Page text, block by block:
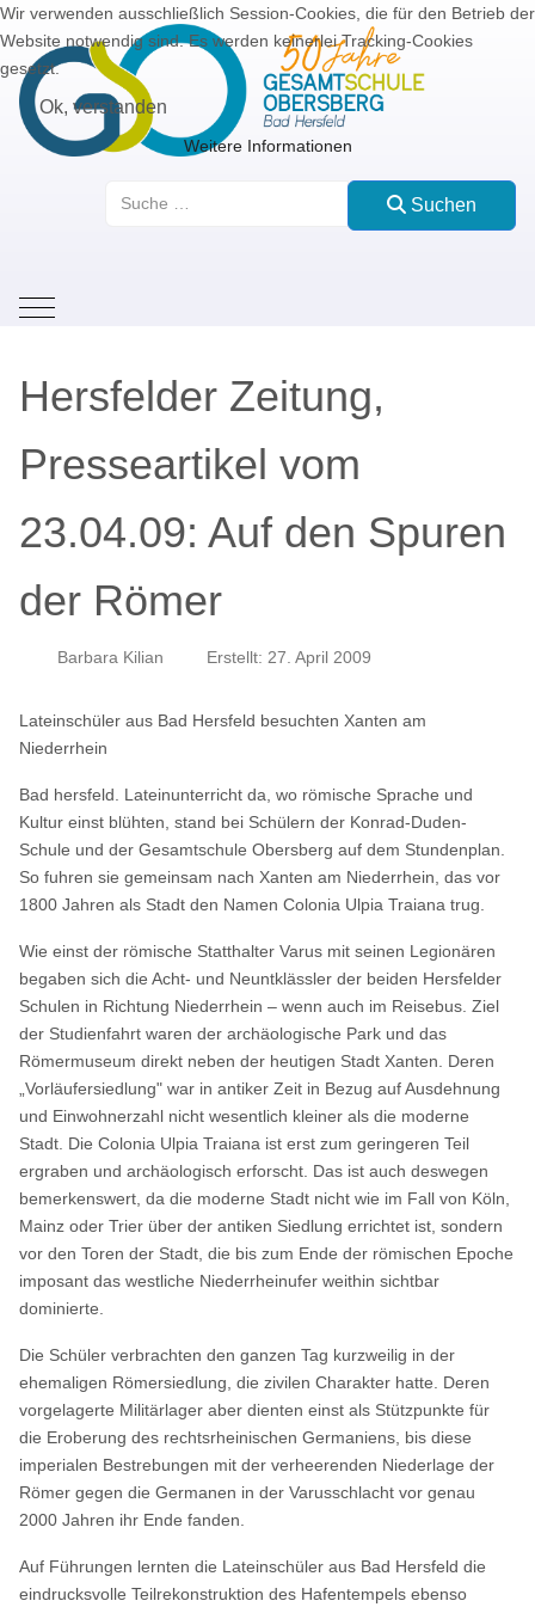
Suchen
Mobile Menu Toggle
Hersfelder Zeitung,
Presseartikel vom
23.04.09: Auf den Spuren
der Römer
Barbara Kilian Erstellt: 27. April 2009
Lateinschüler aus Bad Hersfeld besuchten Xanten am
Niederrhein
Bad hersfeld. Lateinunterricht da, wo römische Sprache und
Kultur einst blühten, stand bei Schülern der Konrad-Duden-
Schule und der Gesamtschule Obersberg auf dem Stundenplan.
So fuhren sie gemeinsam nach Xanten am Niederrhein, das vor
1800 Jahren als Stadt den Namen Colonia Ulpia Traiana trug.
Wie einst der römische Statthalter Varus mit seinen Legionären
begaben sich die Acht- und Neuntklässler der beiden Hersfelder
Schulen in Richtung Niederrhein – wenn auch im Reisebus. Ziel
der Studienfahrt waren der archäologische Park und das
Römermuseum direkt neben der heutigen Stadt Xanten. Deren
„Vorläufersiedlung" war in antiker Zeit in Bezug auf Ausdehnung
und Einwohnerzahl nicht wesentlich kleiner als die moderne
Stadt. Die Colonia Ulpia Traiana ist erst zum geringeren Teil
ergraben und archäologisch erforscht. Das ist auch deswegen
bemerkenswert, da die moderne Stadt nicht wie im Fall von Köln,
Mainz oder Trier über der antiken Siedlung errichtet ist, sondern
vor den Toren der Stadt, die bis zum Ende der römischen Epoche
imposant das westliche Niederrheinufer weithin sichtbar
dominierte.
Die Schüler verbrachten den ganzen Tag kurzweilig in der
ehemaligen Römersiedlung, die zivilen Charakter hatte. Deren
vorgelagerte Militärlager aber dienten einst als Stützpunkte für
die Eroberung des rechtsrheinischen Germaniens, bis diese
imperialen Bestrebungen mit der verheerenden Niederlage der
Römer gegen die Germanen in der Varusschlacht vor genau
2000 Jahren ihr Ende fanden.
Auf Führungen lernten die Lateinschüler aus Bad Hersfeld die
eindrucksvolle Teilrekonstruktion des Hafentempels ebenso
Wir verwenden ausschließlich Session-Cookies, die für den Betrieb der
Website notwendig sind. Es werden keinerlei Tracking-Cookies
gesetzt.
Ok, verstanden
Weitere Informationen